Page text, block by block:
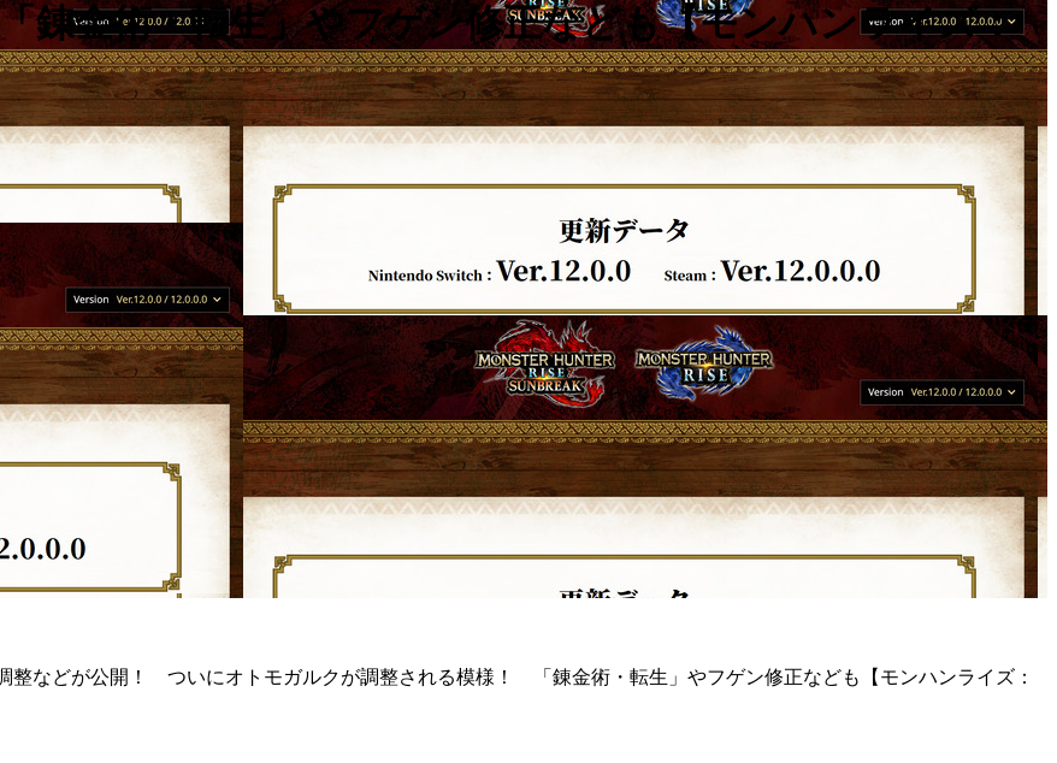
金術・転生」やフゲン修正なども【モンハンライズ：
整などが公開！ ついにオトモガルクが調整される模様！ 「錬金術・転生」やフゲン修正なども【モンハンライズ：